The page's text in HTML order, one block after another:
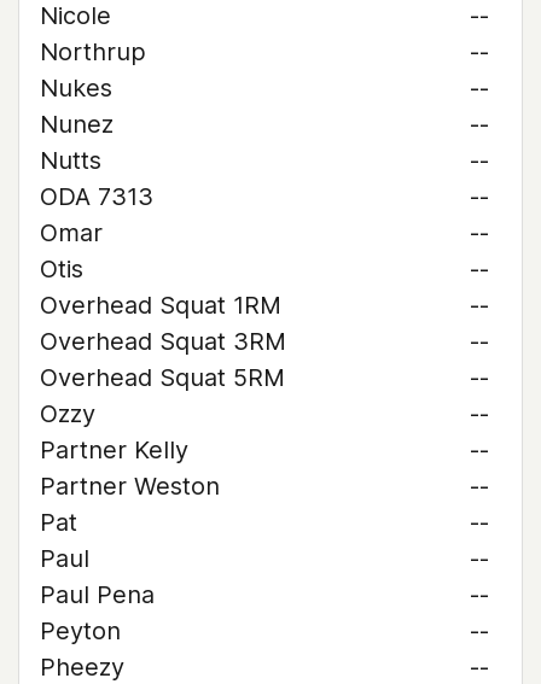
Nicole
--
Northrup
--
Nukes
--
Nunez
--
Nutts
--
ODA 7313
--
Omar
--
Otis
--
Overhead Squat 1RM
--
Overhead Squat 3RM
--
Overhead Squat 5RM
--
Ozzy
--
Partner Kelly
--
Partner Weston
--
Pat
--
Paul
--
Paul Pena
--
Peyton
--
Pheezy
--